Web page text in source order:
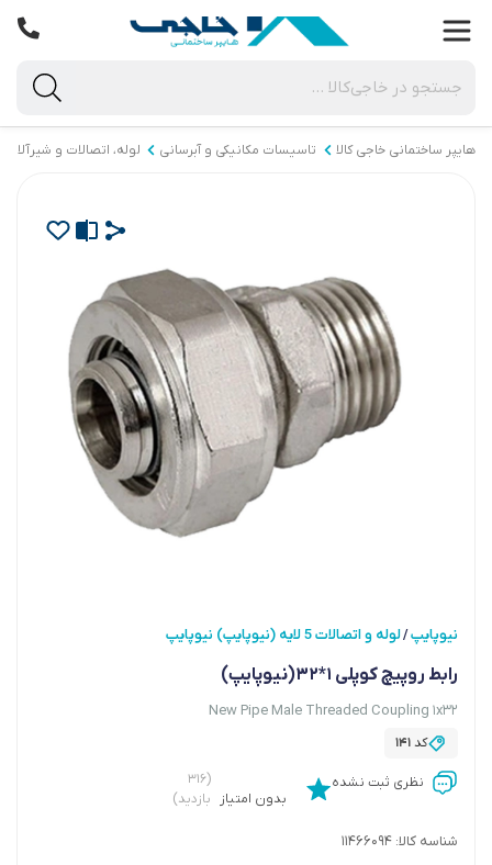
هایپر ساختمانی خاجی‌ کالا تاسیسات مکانیکی و آبرسانی لوله، اتصالات و شیرآلات
نیوپایپ/لوله و اتصالات 5 لایه (نیوپایپ) نیوپایپ
رابط روپیچ کوپلی 1*32(نیوپایپ)
New Pipe Male Threaded Coupling 1x32
کد141
نظری ثبت نشده
بدون امتیاز
(۳۱۶
بازدید)
شناسه کالا: 11466094